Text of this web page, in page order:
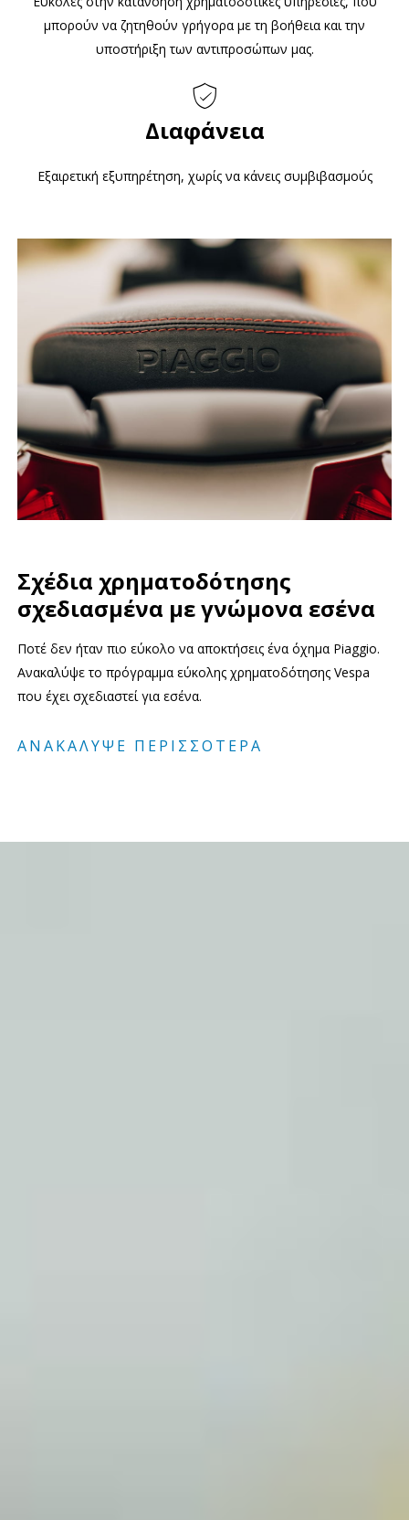
μπορούν να ζητηθούν γρήγορα με τη βοήθεια και την
υποστήριξη των αντιπροσώπων μας.
Διαφάνεια
Εξαιρετική εξυπηρέτηση, χωρίς να κάνεις συμβιβασμούς
Σχέδια χρηματοδότησης
σχεδιασμένα με γνώμονα εσένα
Ποτέ δεν ήταν πιο εύκολο να αποκτήσεις ένα όχημα Piaggio.
Ανακαλύψε το πρόγραμμα εύκολης χρηματοδότησης Vespa
που έχει σχεδιαστεί για εσένα.
ΑΝΑΚΆΛΥΨΕ ΠΕΡΙΣΣΌΤΕΡΑ